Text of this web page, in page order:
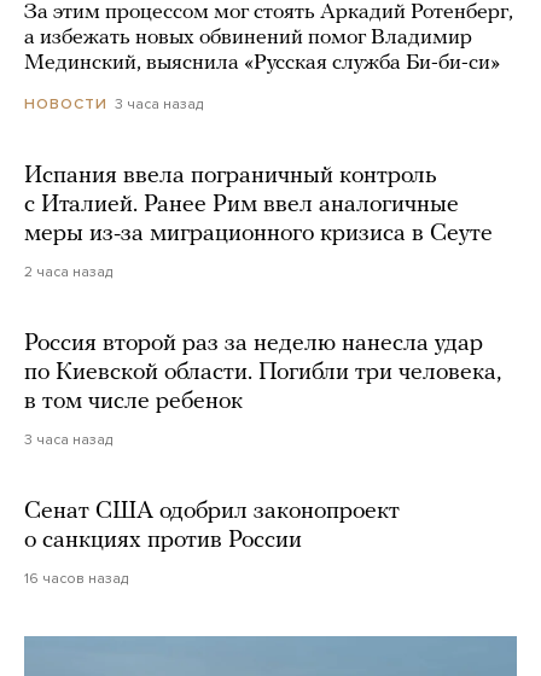
За этим процессом мог стоять Аркадий Ротенберг,
а избежать новых обвинений помог Владимир
Мединский, выяснила «Русская служба Би-би-си»
НОВОСТИ 3 часа назад
Испания ввела пограничный контроль
с Италией. Ранее Рим ввел аналогичные
меры из-за миграционного кризиса в Сеуте
2 часа назад
Россия второй раз за неделю нанесла удар
по Киевской области. Погибли три человека,
в том числе ребенок
3 часа назад
Сенат США одобрил законопроект
о санкциях против России
16 часов назад